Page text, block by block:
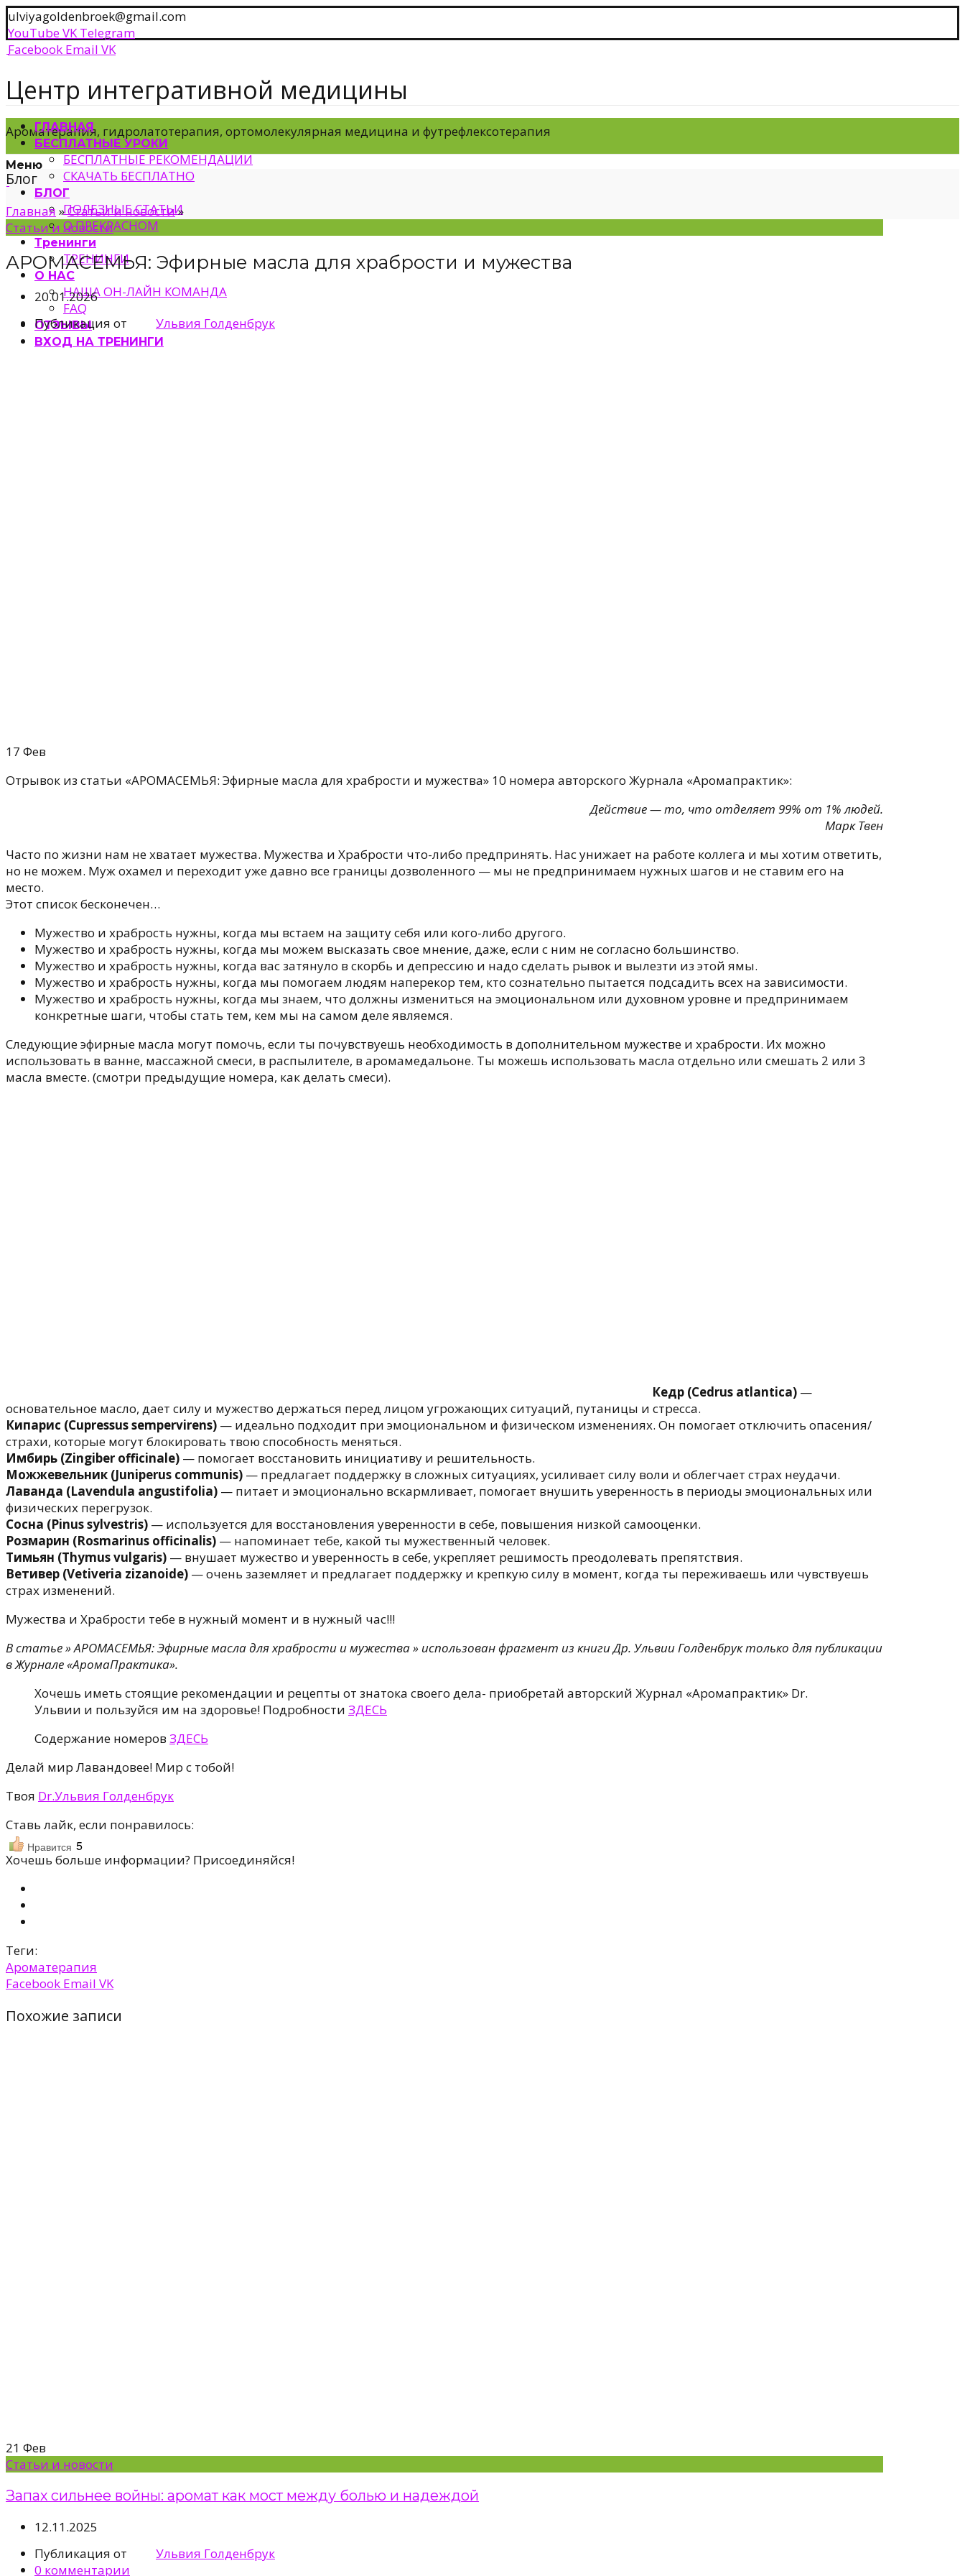
ulviyagoldenbroek@gmail.com
YouTubeVK Telegram
Facebook Email VK
Центр интегративной медицины
Ароматерапия, гидролатотерапия, ортомолекулярная медицина и футрефлексотерапия
Меню
ГЛАВНАЯ
БЕСПЛАТНЫЕ УРОКИ
БЕСПЛАТНЫЕ РЕКОМЕНДАЦИИ
СКАЧАТЬ БЕСПЛАТНО
БЛОГ
ПОЛЕЗНЫЕ СТАТЬИ
О ПРЕКРАСНОМ
Тренинги
ТРЕНИНГИ
О НАС
НАША ОН-ЛАЙН КОМАНДА
FAQ
ОТЗЫВЫ
ВХОД НА ТРЕНИНГИ
Блог
Главная »Статьи и новости»
Статьи и новости
АРОМАСЕМЬЯ: Эфирные масла для храбрости и мужества
20.01.2026
Публикация от
Ульвия Голденбрук
17 Фев
Oтрывок из статьи «АРОМАСЕМЬЯ: Эфирные масла для храбрости и мужества» 10 номерa авторского Журнала «Аромапрактик»:
Действие — то, что отделяет 99% от 1% людей.
Марк Твен
Часто по жизни нам не хватает мужества. Мужества и Храбрости что-либо предпринять. Нас унижает на работе коллега и мы хотим ответить,
но не можем. Муж охамел и переходит уже давно все границы дозволенного — мы не предпринимаем нужных шагов и не ставим его на
место.
Этот список бесконечен…
Мужество и храбрость нужны, когда мы встаем на защиту себя или кого-либо другого.
Мужество и храбрость нужны, когда мы можем высказать свое мнение, даже, если с ним не согласно большинство.
Мужество и храбрость нужны, когда вас затянуло в скорбь и депрессию и надо сделать рывок и вылезти из этой ямы.
Мужество и храбрость нужны, когда мы помогаем людям наперекор тем, кто сознательно пытается подсадить всех на зависимости.
Мужество и храбрость нужны, когда мы знаем, что должны измениться на эмоциональном или духовном уровне и предпринимаем
конкретные шаги, чтобы стать тем, кем мы на самом деле являемся.
Следующие эфирные масла могут помочь, если ты почувствуешь необходимость в дополнительном мужестве и храбрости. Их можно
использовать в ванне, массажной смеси, в распылителе, в аромамедальоне. Ты можешь использовать масла отдельно или смешать 2 или 3
масла вместе. (смотри предыдущие номера, как делать смеси).
Кедр (Cedrus atlantica) —
основательное масло, дает силу и мужество держаться перед лицом угрожающих ситуаций, путаницы и стресса.
Кипарис (Cupressus sempervirens) — идеально подходит при эмоциональном и физическом изменениях. Он помогает отключить опасения/
страхи, которые могут блокировать твою способность меняться.
Имбирь (Zingiber officinale) — помогает восстановить инициативу и решительность.
Можжевельник (Juniperus communis) — предлагает поддержку в сложных ситуациях, усиливает силу воли и облегчает страх неудачи.
Лаванда (Lavendula angustifolia) — питает и эмоционально вскармливает, помогает внушить уверенность в периоды эмоциональных или
физических перегрузок.
Сосна (Pinus sylvestris) — используется для восстановления уверенности в себе, повышения низкой самооценки.
Розмарин (Rosmarinus officinalis) — напоминает тебе, какой ты мужественный человек.
Тимьян (Thymus vulgaris) — внушает мужество и уверенность в себе, укрепляет решимость преодолевать препятствия.
Ветивер (Vetiveria zizanoide) — очень заземляет и предлагает поддержку и крепкую силу в момент, когда ты переживаешь или чувствуешь
страх изменений.
Мужества и Храбрости тебе в нужный момент и в нужный час!!!
В статье » АРОМАСЕМЬЯ: Эфирные масла для храбрости и мужества » использован фрагмент из книги Др. Ульвии Голденбрук только для публикации
в Журнале «АромаПрактикa».
Хочешь иметь стоящие рекомендации и рецепты от знатока своего дела- приобретай авторский Журнал «Аромапрактик» Dr.
Ульвии и пользуйся им на здоровье! Подробности ЗДЕСЬ
Содержание номеров ЗДЕСЬ
Делай мир Лавандовее! Мир с тобой!
Твоя Dr.Ульвия Голденбрук
Ставь лайк, если понравилось:
Нравится 5
Хочешь больше информации? Присоединяйся!
Теги:
Ароматерапия
Facebook Email VK
Похожие записи
21 Фев
Статьи и новости
Запах сильнее войны: аромат как мост между болью и надеждой
12.11.2025
Публикация от
Ульвия Голденбрук
0 комментарии